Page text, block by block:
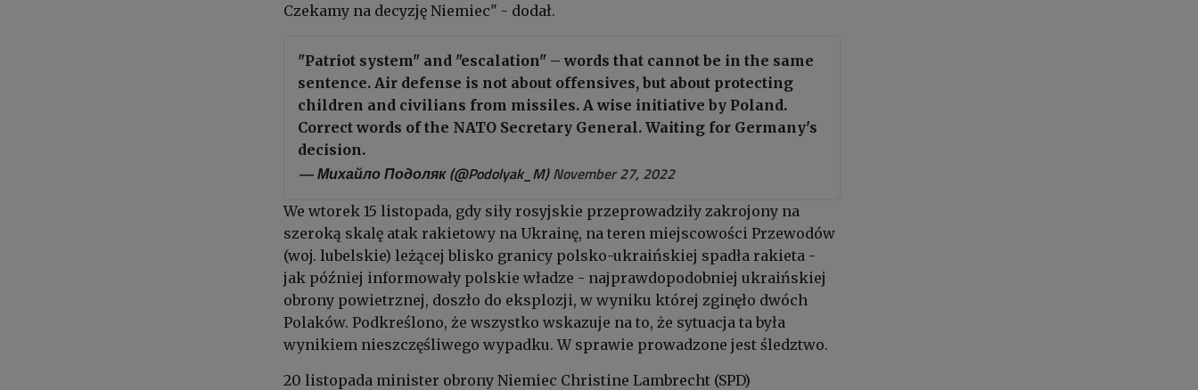
Czekamy na decyzję Niemiec" - dodał.
"Patriot system" and "escalation" – words that cannot be in the same
sentence. Air defense is not about offensives, but about protecting
children and civilians from missiles. A wise initiative by Poland.
Correct words of the NATO Secretary General. Waiting for Germany's
decision.
— Михайло Подоляк (@Podolyak_M)November 27, 2022
We wtorek 15 listopada, gdy siły rosyjskie przeprowadziły zakrojony na
szeroką skalę atak rakietowy na Ukrainę, na teren miejscowości Przewodów
(woj. lubelskie) leżącej blisko granicy polsko-ukraińskiej spadła rakieta -
jak później informowały polskie władze - najprawdopodobniej ukraińskiej
obrony powietrznej, doszło do eksplozji, w wyniku której zginęło dwóch
Polaków. Podkreślono, że wszystko wskazuje na to, że sytuacja ta była
wynikiem nieszczęśliwego wypadku. W sprawie prowadzone jest śledztwo.
20 listopada minister obrony Niemiec Christine Lambrecht (SPD)